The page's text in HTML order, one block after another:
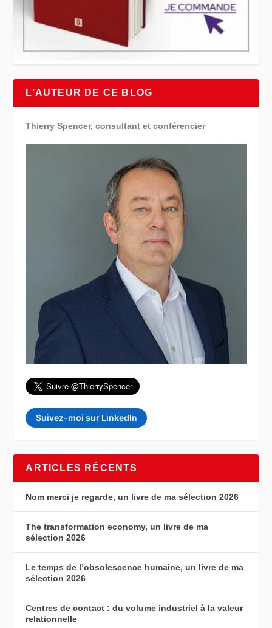
L’AUTEUR DE CE BLOG
Thierry Spencer, consultant et conférencier
Suivez-moi sur LinkedIn
ARTICLES RÉCENTS
Nom merci je regarde, un livre de ma sélection 2026
The transformation economy, un livre de ma
sélection 2026
Le temps de l’obsolescence humaine, un livre de ma
sélection 2026
Centres de contact : du volume industriel à la valeur
relationnelle